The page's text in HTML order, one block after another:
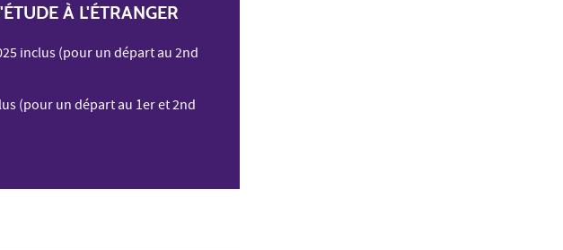
À L'ÉTRANGER
inclus (pour un départ au 2nd
(pour un départ au 1er et 2nd